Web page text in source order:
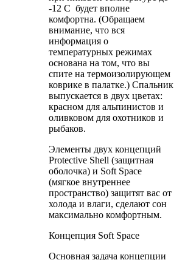
-12 C будет вполне
комфортна. (Обращаем
внимание, что вся
информация о
температурных режимах
основана на том, что вы
спите на термоизолирующем
коврике в палатке.) Спальник
выпускается в двух цветах:
красном для альпинистов и
оливковом для охотников и
рыбаков.
Элементы двух концепций
Protective Shell (защитная
оболочка) и Soft Space
(мягкое внутреннее
пространство) защитят вас от
холода и влаги, сделают сон
максимально комфортным.
Концепция Soft Space
Основная задача концепции